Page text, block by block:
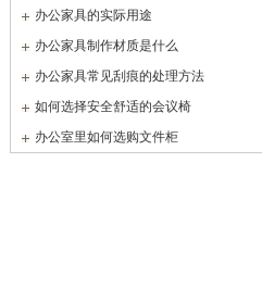
办公家具的实际用途
办公家具制作材质是什么
办公家具常见刮痕的处理方法
如何选择安全舒适的会议椅
办公室里如何选购文件柜